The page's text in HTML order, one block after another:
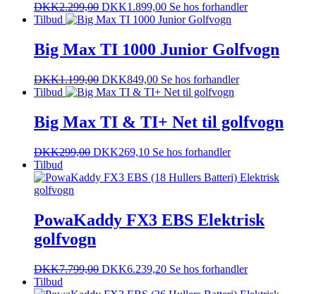
DKK2.299,00 DKK1.899,00 Se hos forhandler
Tilbud
Big Max TI 1000 Junior Golfvogn
DKK1.199,00 DKK849,00 Se hos forhandler
Tilbud
Big Max TI & TI+ Net til golfvogn
DKK299,00 DKK269,10 Se hos forhandler
Tilbud
PowaKaddy FX3 EBS Elektrisk
golfvogn
DKK7.799,00 DKK6.239,20 Se hos forhandler
Tilbud